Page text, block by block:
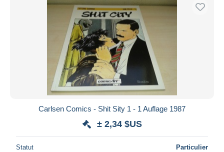
Carlsen Comics - Shit Sity 1 - 1 Auflage 1987
± 2,34 $US
Statut Particulier